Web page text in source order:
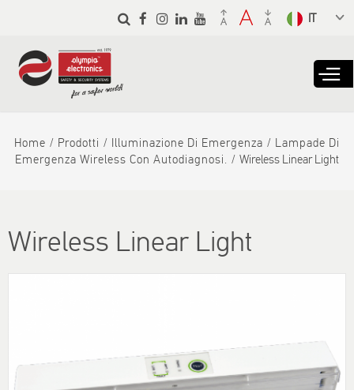
Skip to
main
from the
dropdown
to translate
Home Prodotti Illuminazione Di Emergenza
Lampade Di
Emergenza Wireless Con Autodiagnosi.
Wireless Linear Light
Wireless Linear Light